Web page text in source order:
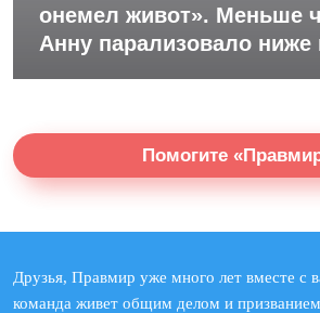
онемел живот». Меньше
Анну парализовало ниже
Помогите
Друзья, Правмир уже много лет вместе с
команда живет общим делом и